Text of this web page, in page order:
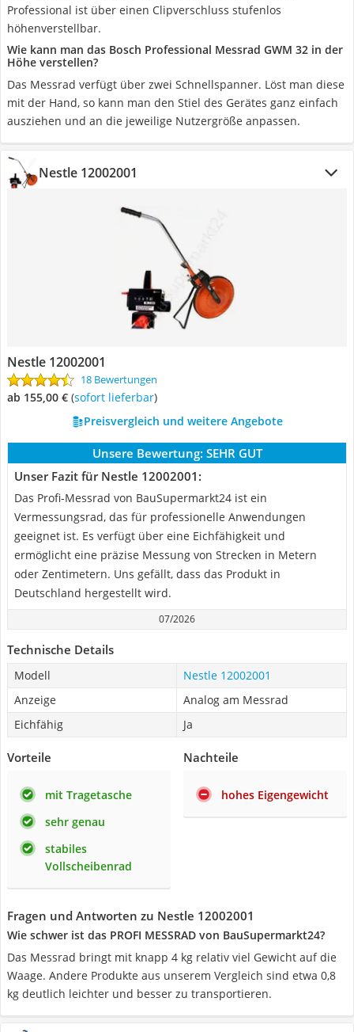
Professional ist über einen Clipverschluss stufenlos
höhenverstellbar.
Wie kann man das Bosch Professional Messrad GWM 32 in der
Höhe verstellen?
Das Messrad verfügt über zwei Schnellspanner. Löst man diese
mit der Hand, so kann man den Stiel des Gerätes ganz einfach
ausziehen und an die jeweilige Nutzergröße anpassen.
Nestle 12002001
Nestle 12002001
18 Bewertungen
ab 155,00 € ( Sofort lieferbar)
Preisvergleich und weitere Angebote
Unsere Bewertung: SEHR GUT
Unser Fazit für Nestle 12002001:
Das Profi-Messrad von BauSupermarkt24 ist ein
Vermessungsrad, das für professionelle Anwendungen
geeignet ist. Es verfügt über eine Eichfähigkeit und
ermöglicht eine präzise Messung von Strecken in Metern
oder Zentimetern. Uns gefällt, dass das Produkt in
Deutschland hergestellt wird.
07/2026
Technische Details
Modell
Nestle 12002001
Anzeige
Analog am Messrad
Eichfähig
Ja
Vorteile
mit Tragetasche
sehr genau
stabiles
Vollscheibenrad
Nachteile
hohes Eigengewicht
Fragen und Antworten zu Nestle 12002001
Wie schwer ist das PROFI MESSRAD von BauSupermarkt24?
Das Messrad bringt mit knapp 4 kg relativ viel Gewicht auf die
Waage. Andere Produkte aus unserem Vergleich sind etwa 0,8
kg deutlich leichter und besser zu transportieren.